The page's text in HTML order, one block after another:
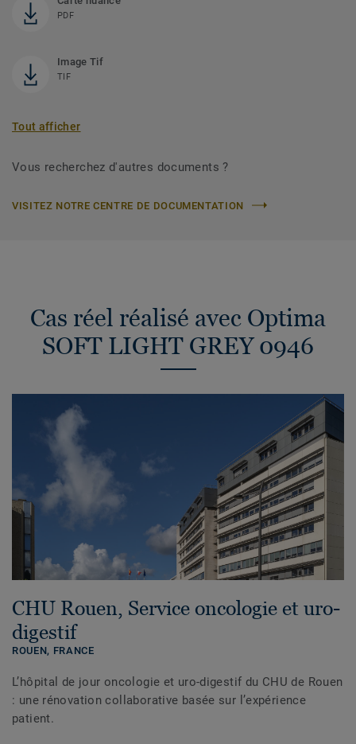
PDF
Image Tif
TIF
Tout afficher
Vous recherchez d'autres documents ?
VISITEZ NOTRE CENTRE DE DOCUMENTATION
Cas réel réalisé avec Optima
SOFT LIGHT GREY 0946
CHU Rouen, Service oncologie et uro-
digestif
ROUEN, FRANCE
L’hôpital de jour oncologie et uro-digestif du CHU de Rouen
: une rénovation collaborative basée sur l’expérience
patient.